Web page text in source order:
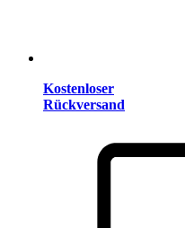
Kostenloser
Rückversand